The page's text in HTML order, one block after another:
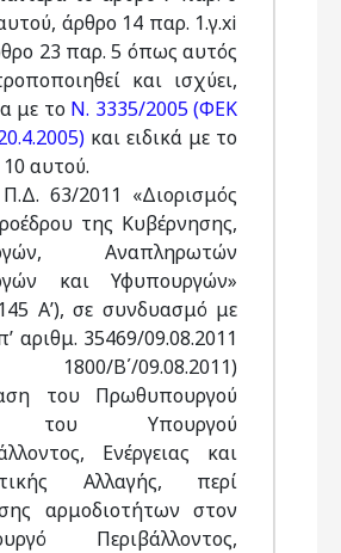
άρθρο 14 παρ. 1.γ.xi
23 παρ. 5 όπως αυτός
και ισχύει,
με το Ν. 3335/2005 (ΦΕΚ
και ειδικά με το
αυτού.
63/2011 «Διορισμός
της Κυβέρνησης,
Αναπληρωτών
και Υφυπουργών»
Α’), σε συνδυασμό με
αριθμ. 35469/09.08.2011
Β΄/09.08.2011)
του Πρωθυπουργού
του Υπουργού
Ενέργειας και
Αλλαγής, περί
αρμοδιοτήτων στον
Περιβάλλοντος,